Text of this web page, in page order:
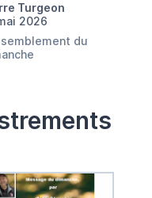
Turgeon
2026
du